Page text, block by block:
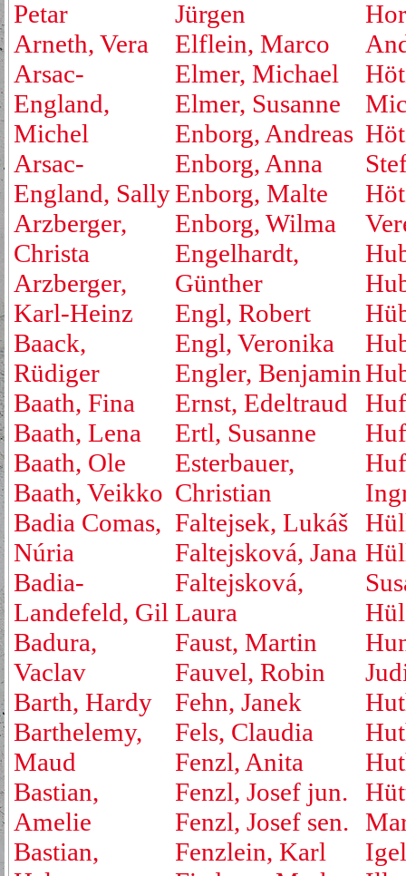
Petar
Arneth, Vera
Arsac-
England,
Michel
Arsac-
England, Sally
Arzberger,
Christa
Arzberger,
Karl-Heinz
Baack,
Rüdiger
Baath, Fina
Baath, Lena
Baath, Ole
Baath, Veikko
Badia Comas,
Núria
Badia-
Landefeld, Gil
Badura,
Vaclav
Barth, Hardy
Barthelemy,
Maud
Bastian,
Amelie
Bastian,
Jürgen
Elflein, Marco
Elmer, Michael
Elmer, Susanne
Enborg, Andreas
Enborg, Anna
Enborg, Malte
Enborg, Wilma
Engelhardt,
Günther
Engl, Robert
Engl, Veronika
Engler, Benjamin
Ernst, Edeltraud
Ertl, Susanne
Esterbauer,
Christian
Faltejsek, Lukáš
Faltejsková, Jana
Faltejsková,
Laura
Faust, Martin
Fauvel, Robin
Fehn, Janek
Fels, Claudia
Fenzl, Anita
Fenzl, Josef jun.
Fenzl, Josef sen.
Fenzlein, Karl